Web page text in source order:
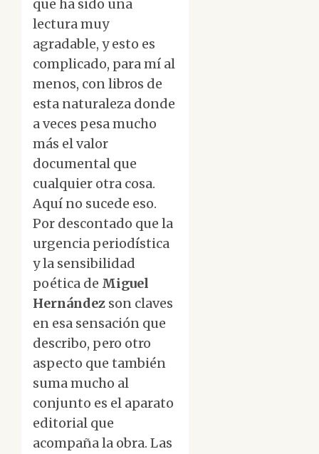
que ha sido una
lectura muy
agradable, y esto es
complicado, para mí al
menos, con libros de
esta naturaleza donde
a veces pesa mucho
más el valor
documental que
cualquier otra cosa.
Aquí no sucede eso.
Por descontado que la
urgencia periodística
y la sensibilidad
poética de Miguel
Hernández son claves
en esa sensación que
describo, pero otro
aspecto que también
suma mucho al
conjunto es el aparato
editorial que
acompaña la obra. Las